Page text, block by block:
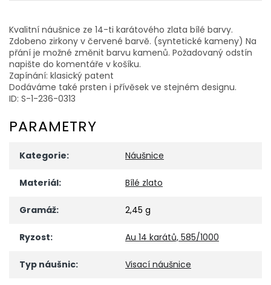
Kvalitní náušnice ze 14-ti karátového zlata bílé barvy.
Zdobeno zirkony v červené barvě. (syntetické kameny) Na
přání je možné změnit barvu kamenů. Požadovaný odstín
napište do komentáře v košíku.
Zapínání: klasický patent
Dodáváme také prsten i přívěsek ve stejném designu.
ID: S-1-236-0313
PARAMETRY
Kategorie: Náušnice
Materiál: Bílé zlato
Gramáž: 2,45 g
Ryzost: Au 14 karátů, 585/1000
Typ náušnic: Visací náušnice